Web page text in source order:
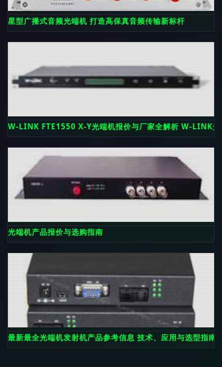
星型广播式音频光端机 打造高保真音频传输新标杆
W-LINK FTE1550 X-Y光端机报价与厂家全解析 W-LINK光
光端机产品报价与选购指南
最新最全光端机发射机产品参考信息 技术、应用与选型指南